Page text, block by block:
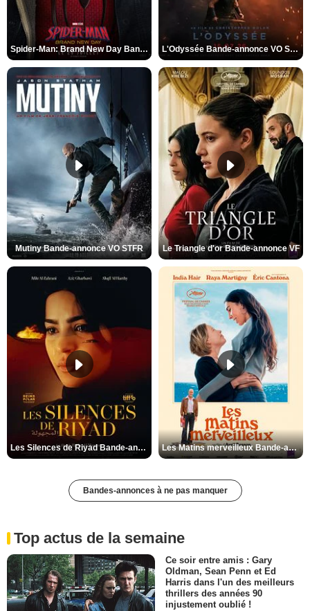
Spider-Man: Brand New Day Bande-annonce VO STFR L'Odyssée Bande-annonce VO STFR
Mutiny Bande-annonce VO STFR Le Triangle d'or Bande-annonce VF
Les Silences de Riyad Bande-annonce VO STFR Les Matins merveilleux Bande-annonce VF
Bandes-annonces à ne pas manquer
Top actus de la semaine
Ce soir entre amis : Gary
Oldman, Sean Penn et Ed
Harris dans l'un des meilleurs
thrillers des années 90
injustement oublié !